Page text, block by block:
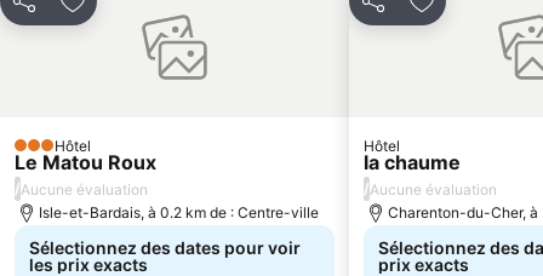
PartagerAjouter à mes favoris
3 Étoiles
Hôtel
Le Matou Roux
/Aucune évaluation
Isle-et-Bardais, à 0.2 km de : Centre-ville
Sélectionnez des dates pour voir
les prix exacts
PartagerAjouter à
Hôtel
la chaume
/Aucune évaluation
Charenton-du-Cher, à
Sélectionnez des
prix exacts